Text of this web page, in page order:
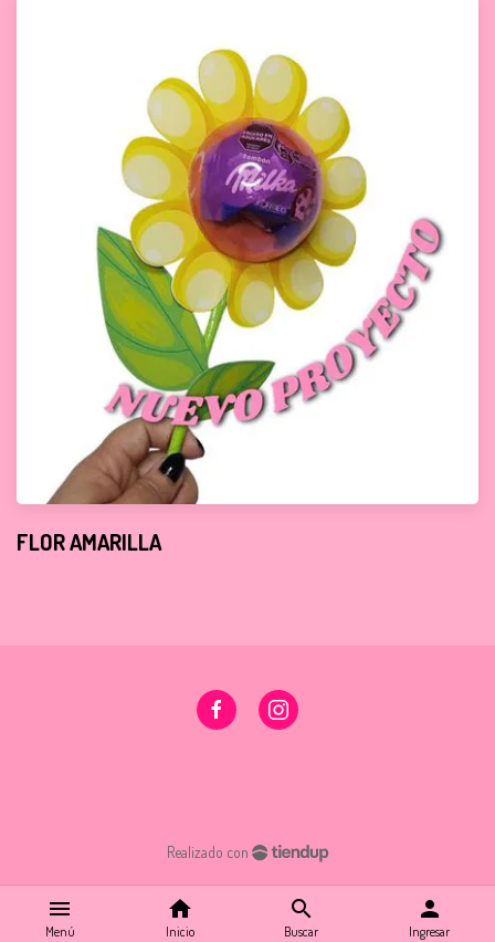
menu
Menú
home
Inicio
search
Buscar
person
Ingresar
FLOR AMARILLA
Realizado con